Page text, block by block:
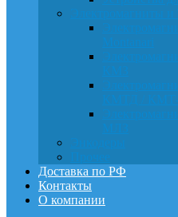
Доставка по РФ
Контакты
О компании